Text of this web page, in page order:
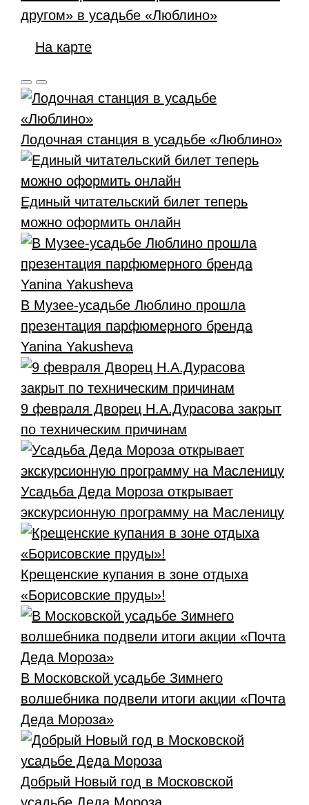
другом» в усадьбе «Люблино»
На карте
Лодочная станция в усадьбе «Люблино»
Единый читательский билет теперь
можно оформить онлайн
В Музее-усадьбе Люблино прошла
презентация парфюмерного бренда
Yanina Yakusheva
9 февраля Дворец Н.А.Дурасова закрыт
по техническим причинам
Усадьба Деда Мороза открывает
экскурсионную программу на Масленицу
Крещенские купания в зоне отдыха
«Борисовские пруды»!
В Московской усадьбе Зимнего
волшебника подвели итоги акции «Почта
Деда Мороза»
Добрый Новый год в Московской